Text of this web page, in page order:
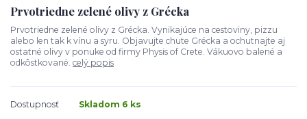
Prvotriedne zelené olivy z Grécka
Prvotriedne zelené olivy z Grécka. Vynikajúce na cestoviny, pizzu
alebo len tak k vínu a syru. Objavujte chute Grécka a ochutnajte aj
ostatné olivy v ponuke od firmy Physis of Crete. Vákuovo balené a
odkôstkované. celý popis
Dostupnosť Skladom 6 ks